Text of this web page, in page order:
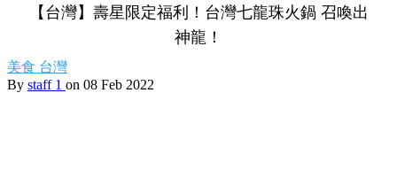
【台灣】壽星限定福利！台灣七龍珠火鍋 召喚出
神龍！
美食 台灣
By staff 1 on 08 Feb 2022